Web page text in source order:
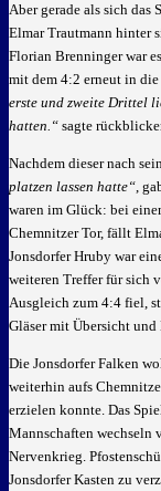
Aber gerade als sich das
Elmar Trautmann hinter
Florian Brenninger war
mit dem 4:2 erneut in die
erste und zweite Drittel
hatten.“ sagte
Nachdem dieser nach
platzen lassen hatte“,
waren im Glück: bei
Chemnitzer Tor, fällt
Jonsdorfer Hruby war
weiteren Treffer für sich
Ausgleich zum 4:4 fiel,
Gläser mit Übersicht
Die Jonsdorfer Falken
weiterhin aufs
erzielen konnte. Das
Mannschaften wechseln
Nervenkrieg.
Jonsdorfer Kasten zu